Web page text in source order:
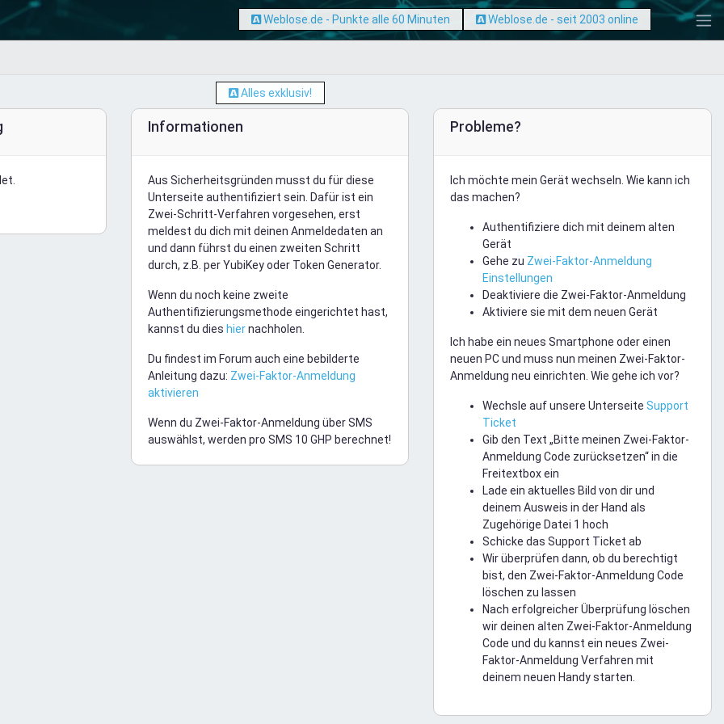
Weblose.de - Punkte alle 60 Minuten Weblose.de - seit 2003 online
Alles exklusiv!
Informationen
Aus Sicherheitsgründen musst du für diese
Unterseite authentifiziert sein. Dafür ist ein
Zwei-Schritt-Verfahren vorgesehen, erst
meldest du dich mit deinen Anmeldedaten an
und dann führst du einen zweiten Schritt
durch, z.B. per YubiKey oder Token Generator.
Wenn du noch keine zweite
Authentifizierungsmethode eingerichtet hast,
kannst du dies hiernachholen.
Du findest im Forum auch eine bebilderte
Anleitung dazu: Zwei-Faktor-Anmeldung
aktivieren
Wenn du Zwei-Faktor-Anmeldung über SMS
auswählst, werden pro SMS 10 GHP berechnet!
Probleme?
Ich möchte mein Gerät wechseln. Wie kann ich
das machen?
Authentifiziere dich mit deinem alten
Gerät
Gehe zu Zwei-Faktor-Anmeldung
Einstellungen
Deaktiviere die Zwei-Faktor-Anmeldung
Aktiviere sie mit dem neuen Gerät
Ich habe ein neues Smartphone oder einen
neuen PC und muss nun meinen Zwei-Faktor-
Anmeldung neu einrichten. Wie gehe ich vor?
Wechsle auf unsere UnterseiteSupport
Ticket
Gib den Text „Bitte meinen Zwei-Faktor-
Anmeldung Code zurücksetzen“ in die
Freitextbox ein
Lade ein aktuelles Bild von dir und
deinem Ausweis in der Hand als
Zugehörige Datei 1 hoch
Schicke das Support Ticket ab
Wir überprüfen dann, ob du berechtigt
bist, den Zwei-Faktor-Anmeldung Code
löschen zu lassen
Nach erfolgreicher Überprüfung löschen
wir deinen alten Zwei-Faktor-Anmeldung
Code und du kannst ein neues Zwei-
Faktor-Anmeldung Verfahren mit
deinem neuen Handy starten.